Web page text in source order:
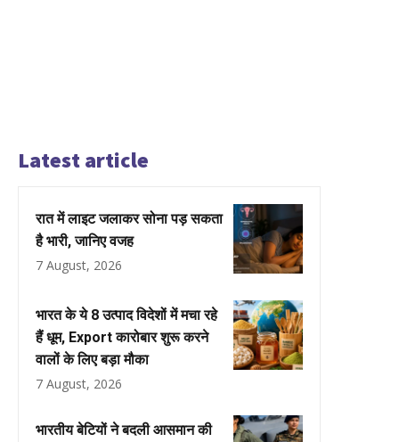
Latest article
रात में लाइट जलाकर सोना पड़ सकता
है भारी, जानिए वजह
7 August, 2026
भारत के ये 8 उत्पाद विदेशों में मचा रहे
हैं धूम, Export कारोबार शुरू करने
वालों के लिए बड़ा मौका
7 August, 2026
भारतीय बेटियों ने बदली आसमान की